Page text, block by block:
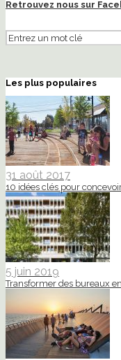
Retrouvez nous sur
Les plus populaires
31 août 2017
10 idées clés pour
5 juin 2019
Transformer des bureaux